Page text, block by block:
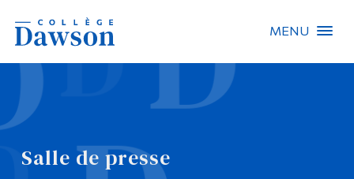
MENU
Salle de presse
Recherche sur le site
Recherche de personnes
EN